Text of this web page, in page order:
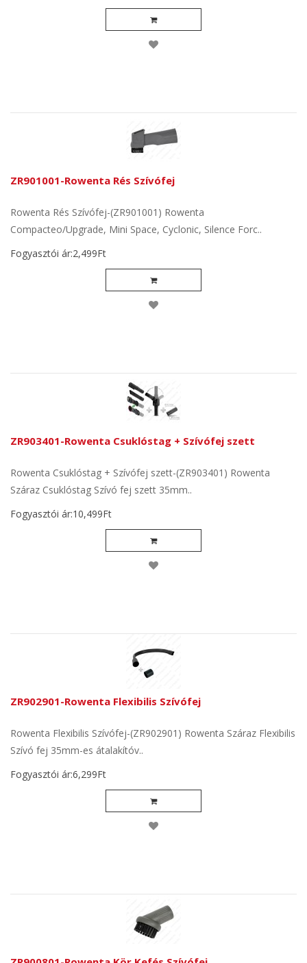
ZR901001-Rowenta Rés Szívófej
Rowenta Rés Szívófej-(ZR901001) Rowenta
Compacteo/Upgrade, Mini Space, Cyclonic, Silence Forc..
Fogyasztói ár:2,499Ft
ZR903401-Rowenta Csuklóstag + Szívófej szett
Rowenta Csuklóstag + Szívófej szett-(ZR903401) Rowenta
Száraz Csuklóstag Szívó fej szett 35mm..
Fogyasztói ár:10,499Ft
ZR902901-Rowenta Flexibilis Szívófej
Rowenta Flexibilis Szívófej-(ZR902901) Rowenta Száraz Flexibilis
Szívó fej 35mm-es átalakítóv..
Fogyasztói ár:6,299Ft